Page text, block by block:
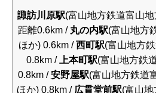
諏訪川原駅(富山地方鉄道富山
距離0.6km / 丸の内駅(富山地方
ほか) 0.6km /西町駅(富山地方
0.8km /
上本町駅(富山地方鉄
0.8km /安野屋駅(富山地方鉄道
ほか) 0.8km / 広貫堂前駅(富山